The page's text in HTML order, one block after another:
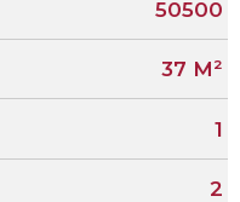
50500
37 M²
1
2